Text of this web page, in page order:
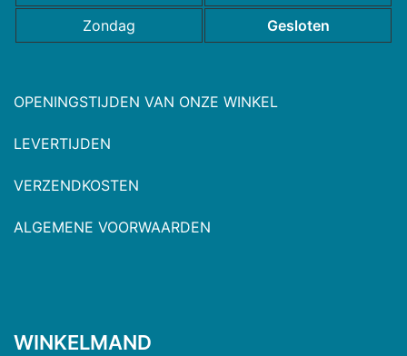
Zondag
Gesloten
OPENINGSTIJDEN VAN ONZE WINKEL
LEVERTIJDEN
VERZENDKOSTEN
ALGEMENE VOORWAARDEN
WINKELMAND